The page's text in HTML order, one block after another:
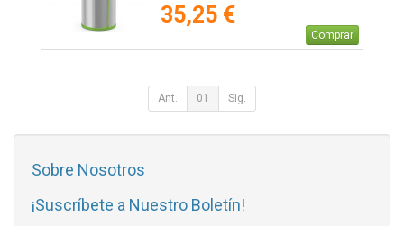
35,25 €
Comprar
Ant. 01 Sig.
Sobre Nosotros
¡Suscríbete a Nuestro Boletín!